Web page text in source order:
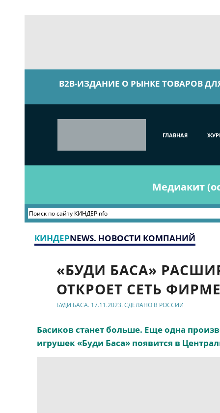
B2B-ИЗДАНИЕ О РЫНКЕ ТОВАРОВ
ГЛАВНАЯ
Медиакит
КИНДЕРNEWS. НОВОСТИ КОМПАНИЙ
«БУДИ БАСА»
ОТКРОЕТ СЕТЬ
БУДИ БАСА. 17.11.2023. СДЕЛАНО В РОССИИ
Басиков станет больше. Еще одна
игрушек «Буди Баса» появится в